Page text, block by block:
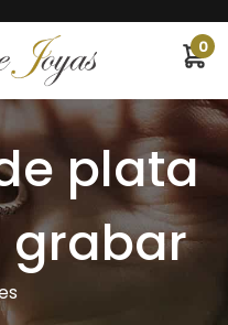
0
plata
grabar